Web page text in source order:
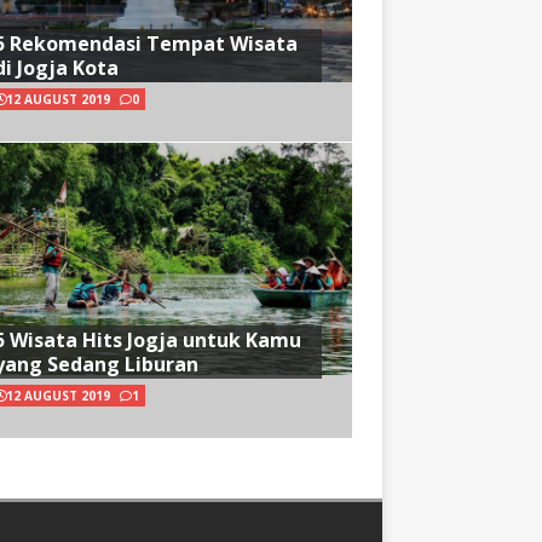
Rekomendasi Tempat Wisata
Jogja Kota
12 AUGUST 2019 0
Wisata Hits Jogja untuk Kamu
Sedang Liburan
12 AUGUST 2019 1